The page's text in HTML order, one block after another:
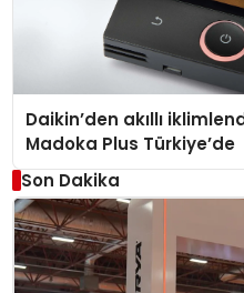
Daikin’den akıllı
Madoka Plus Türkiye’de
Son Dakika